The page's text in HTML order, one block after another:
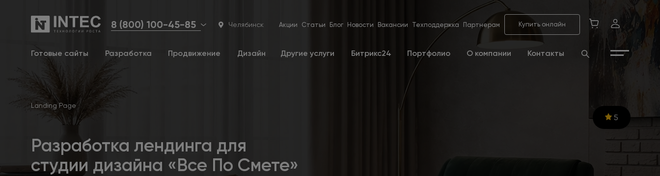
8 (800) 100-45-85 Челябинск Акции Статьи Блог Новости Вакансии Техподдержка Партнерам Купить онлайн
Готовые сайты Разработка Продвижение Дизайн Другие услуги Битрикс24 Портфолио О компании Контакты
Landing Page
Разработка лендинга для
студии дизайна «Все По Смете»
5